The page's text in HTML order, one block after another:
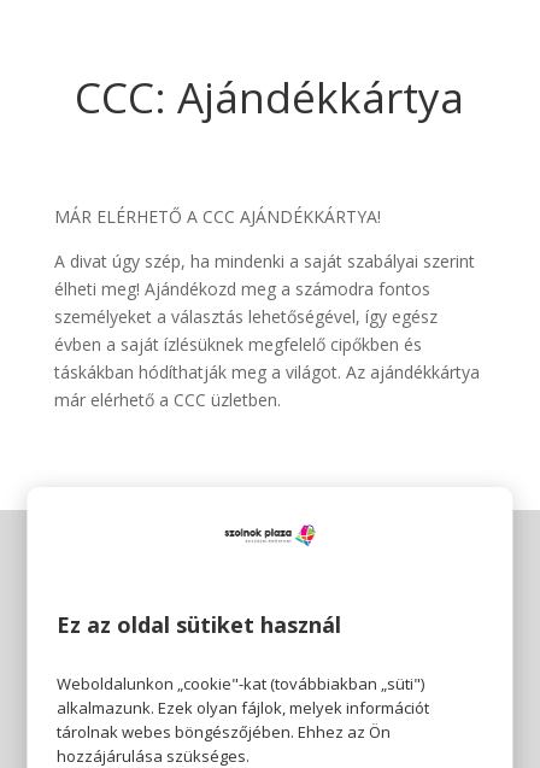
CCC: Ajándékkártya
MÁR ELÉRHETŐ A CCC AJÁNDÉKKÁRTYA!
A divat úgy szép, ha mindenki a saját szabályai szerint
élheti meg! Ajándékozd meg a számodra fontos
személyeket a választás lehetőségével, így egész
évben a saját ízlésüknek megfelelő cipőkben és
táskákban hódíthatják meg a világot. Az ajándékkártya
már elérhető a CCC üzletben.
Ez az oldal sütiket használ
Weboldalunkon „cookie"-kat (továbbiakban „süti")
alkalmazunk. Ezek olyan fájlok, melyek információt
tárolnak webes böngészőjében. Ehhez az Ön
hozzájárulása szükséges.